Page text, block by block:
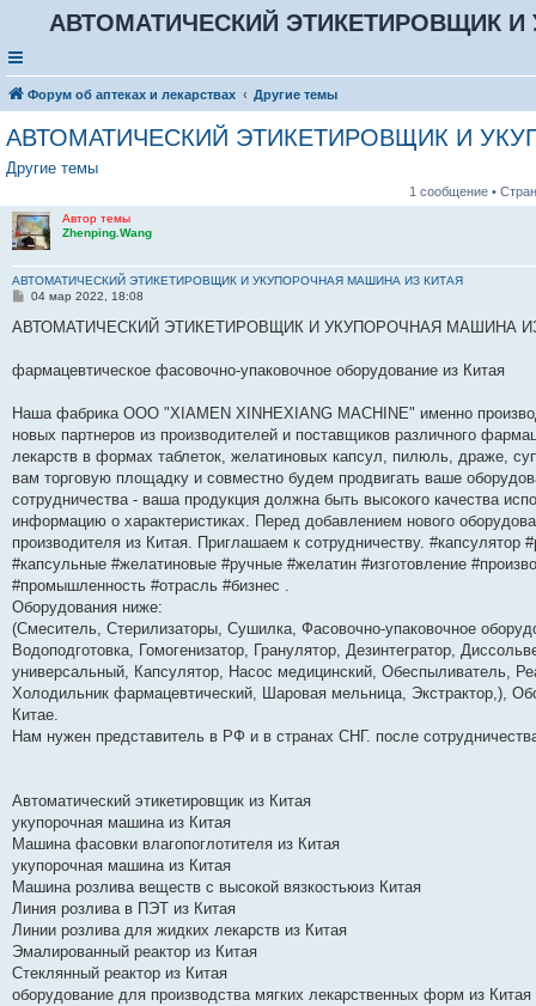
АВТОМАТИЧЕСКИЙ ЭТИКЕТИРОВЩИК
Форум об аптеках и лекарствах Другие темы
АВТОМАТИЧЕСКИЙ ЭТИКЕТИРОВЩИК И
Другие темы
1 сообщение •
Автор темы
Zhenping.Wang
АВТОМАТИЧЕСКИЙ ЭТИКЕТИРОВЩИК И УКУПОРОЧНАЯ МАШИНА ИЗ КИТАЯ
С
о
е
е
04 мар 2022, 18:08
АВТОМАТИЧЕСКИЙ ЭТИКЕТИРОВЩИК И УКУПОРОЧНАЯ МАШИНА
фармацевтическое фасовочно-упаковочное оборудование из Китая
Наша фабрика ООО "XIAMEN XINHEXIANG MAСHINE" именно
новых партнеров из производителей и поставщиков различного
лекарств в формах таблеток, желатиновых капсул, пилюль, драже,
вам торговую площадку и совместно будем продвигать ваше
сотрудничества - ваша продукция должна быть высокого качества
информацию о характеристиках. Перед добавлением нового
производителя из Китая. Приглашаем к сотрудничеству. #капсулятор
#капсульные #желатиновые #ручные #желатин #изготовление
#промышленность #отрасль #бизнес .
Оборудования ниже:
(Cмеситель, Стерилизаторы, Сушилка, Фасовочно-упаковочное
Водоподготовка, Гомогенизатор, Гранулятор, Дезинтегратор,
универсальный, Капсулятор, Насос медицинский, Обеспыливатель,
Холодильник фармацевтический, Шаровая мельница, Экстрактор,),
Китае.
Нам нужен представитель в РФ и в странах СНГ. после
Автоматический этикетировщик из Китая
укупорочная машина из Китая
Машина фасовки влагопоглотителя из Китая
укупорочная машина из Китая
Машина розлива веществ с высокой вязкостьюиз Китая
Линия розлива в ПЭТ из Китая
Линии розлива для жидких лекарств из Китая
Эмалированный реактор из Китая
Стеклянный реактор из Китая
оборудование для производства мягких лекарственных форм из Китая